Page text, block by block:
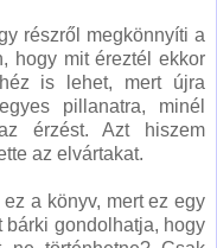
részről megkönnyíti a
hogy mit éreztél ekkor
is lehet, mert újra
pillanatra, minél
érzést. Azt hiszem
az elvártakat.
a könyv, mert ez egy
bárki gondolhatja, hogy